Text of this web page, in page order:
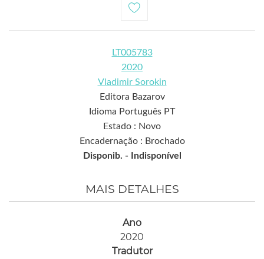
LT005783
2020
Vladimir Sorokin
Editora Bazarov
Idioma Português PT
Estado : Novo
Encadernação : Brochado
Disponib. -
Indisponível
MAIS DETALHES
Ano
2020
Tradutor